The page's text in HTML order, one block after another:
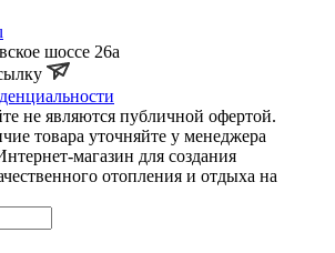
шоссе 26а
не являются публичной офертой.
товара уточняйте у менеджера
магазин для создания
отопления и отдыха на